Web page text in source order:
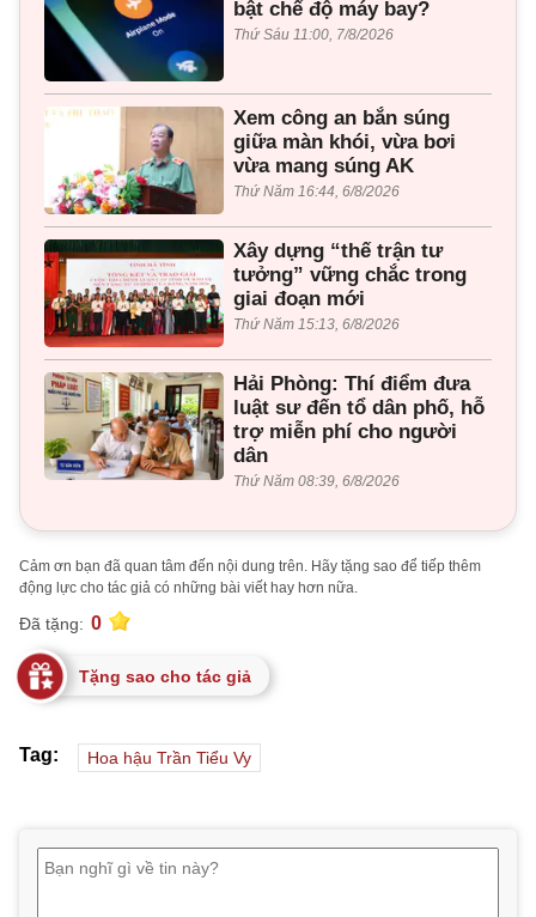
bật chế độ máy bay?
Thứ Sáu 11:00, 7/8/2026
Xem công an bắn súng
giữa màn khói, vừa bơi
vừa mang súng AK
Thứ Năm 16:44, 6/8/2026
Xây dựng “thế trận tư
tưởng” vững chắc trong
giai đoạn mới
Thứ Năm 15:13, 6/8/2026
Hải Phòng: Thí điểm đưa
luật sư đến tổ dân phố, hỗ
trợ miễn phí cho người
dân
Thứ Năm 08:39, 6/8/2026
Cảm ơn bạn đã quan tâm đến nội dung trên. Hãy tặng sao để tiếp thêm
động lực cho tác giả có những bài viết hay hơn nữa.
Đã tặng: 0
Tặng sao cho tác giả
Tag: Hoa hậu Trần Tiểu Vy